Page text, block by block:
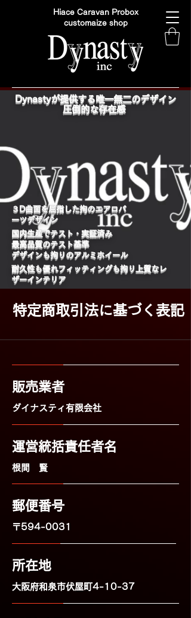
Hiace Caravan Probox
customaize shop
Dynastyが提供する唯一無二のデザイン
圧倒的な存在感
​３D曲面を屈指した拘のエアロパ
ーツデザイン
国内生産でテスト・実証済み
最高品質のテスト基準
デザインも拘りのアルミホイール
​耐久性も優れフィッティングも拘り上質なレ
ザーインテリア
特定商取引法に基づく表記
販売業者
​ダイナスティ有限会社
運営統括責任者名
​根間 賢
郵便番号
〒594-0031
所在地
​大阪府和泉市伏屋町4-10-37